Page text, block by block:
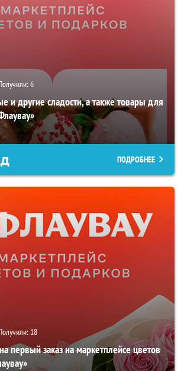
6
и другие сладости, а также товары для
ПОДРОБНЕЕ
18
первый заказ на маркетплейсе цветов